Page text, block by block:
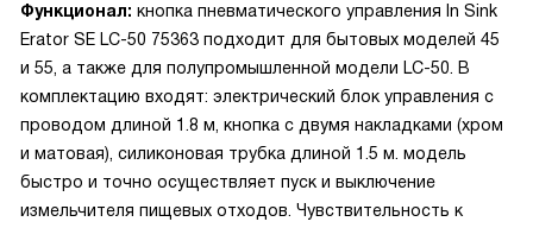
Функционал: кнопка пневматического управления In Sink
Erator SE LC-50 75363 подходит для бытовых моделей 45
и 55, а также для полупромышленной модели LC-50. В
комплектацию входят: электрический блок управления с
проводом длиной 1.8 м, кнопка с двумя накладками (хром
и матовая), силиконовая трубка длиной 1.5 м. модель
быстро и точно осуществляет пуск и выключение
измельчителя пищевых отходов. Чувствительность к